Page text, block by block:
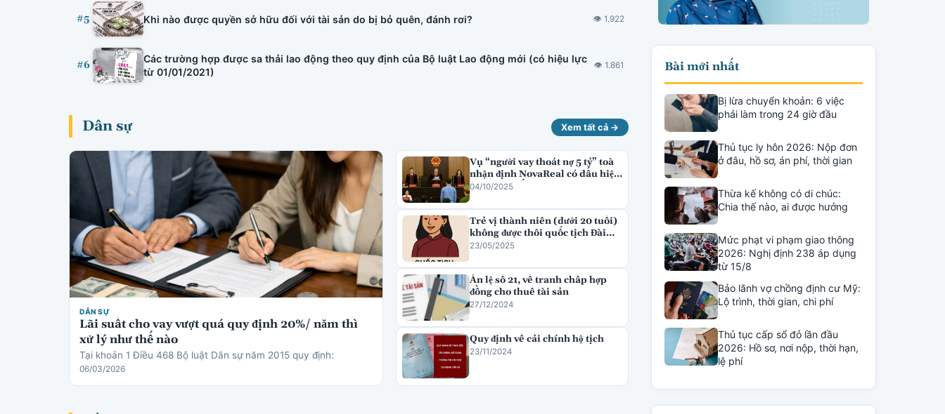
#5 Khi nào được quyền sở hữu đối với tài sản do bị bỏ quên, đánh rơi? 👁 1.922
#6
Các trường hợp được sa thải lao động theo quy định của Bộ luật Lao động mới (có hiệu lực
từ 01/01/2021)
👁 1.861
Dân sự Xem tất cả →
DÂN SỰ
Lãi suất cho vay vượt quá quy định 20%/ năm thì
xử lý như thế nào
Tại khoản 1 Điều 468 Bộ luật Dân sự năm 2015 quy định:
06/03/2026
Vụ “người vay thoát nợ 5 tỷ” toà
nhận định NovaReal có dấu hiệu
lừa đảo chiếm đoạt tài sản
04/10/2025
Trẻ vị thành niên (dưới 20 tuổi)
không được thôi quốc tịch Đài
Loan
23/05/2025
Án lệ số 21, về tranh chấp hợp
đồng cho thuê tài sản
27/12/2024
Quy định về cải chính hộ tịch
23/11/2024
Bài mới nhất
Bị lừa chuyển khoản: 6 việc
phải làm trong 24 giờ đầu
Thủ tục ly hôn 2026: Nộp đơn
ở đâu, hồ sơ, án phí, thời gian
Thừa kế không có di chúc:
Chia thế nào, ai được hưởng
Mức phạt vi phạm giao thông
2026: Nghị định 238 áp dụng
từ 15/8
Bảo lãnh vợ chồng định cư Mỹ:
Lộ trình, thời gian, chi phí
Thủ tục cấp sổ đỏ lần đầu
2026: Hồ sơ, nơi nộp, thời hạn,
lệ phí